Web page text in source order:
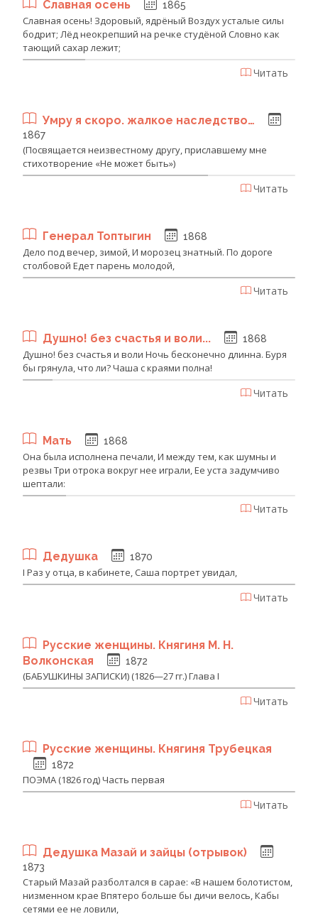
Славная осень 1865
Славная осень! Здоровый, ядрёный Воздух усталые силы
бодрит; Лёд неокрепший на речке студёной Словно как
тающий сахар лежит;
Читать
Умру я скоро. жалкое наследство…
1867
(Посвящается неизвестному другу, приславшему мне
стихотворение «Не может быть»)
Читать
Генерал Топтыгин 1868
Дело под вечер, зимой, И морозец знатный. По дороге
столбовой Едет парень молодой,
Читать
Душно! без счастья и воли... 1868
Душно! без счастья и воли Ночь бесконечно длинна. Буря
бы грянула, что ли? Чаша с краями полна!
Читать
Мать 1868
Она была исполнена печали, И между тем, как шумны и
резвы Три отрока вокруг нее играли, Ее уста задумчиво
шептали:
Читать
Дедушка 1870
I Раз у отца, в кабинете, Саша портрет увидал,
Читать
Русские женщины. Княгиня М. Н.
Волконская
1872
(БАБУШКИНЫ ЗАПИСКИ) (1826—27 гг.) Глава I
Читать
Русские женщины. Княгиня Трубецкая
1872
ПОЭМА (1826 год) Часть первая
Читать
Дедушка Мазай и зайцы (отрывок)
1873
Старый Мазай разболтался в сарае: «В нашем болотистом,
низменном крае Впятеро больше бы дичи велось, Кабы
сетями ее не ловили,